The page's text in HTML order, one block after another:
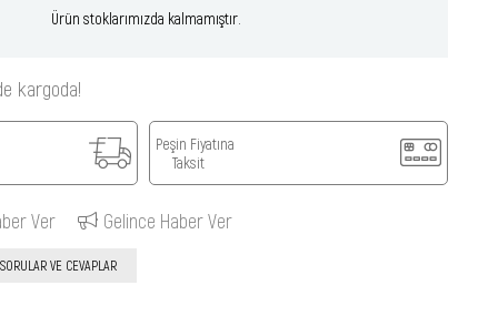
Ürün stoklarımızda kalmamıştır.
kargoda!
Peşin Fiyatına
Taksit
Ver Gelince Haber Ver
SORULAR VE CEVAPLAR